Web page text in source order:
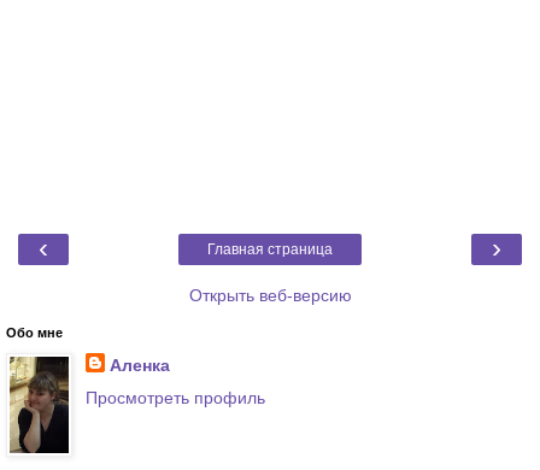
‹ ›
Главная страница
Открыть веб-версию
Обо мне
Аленка
Просмотреть профиль